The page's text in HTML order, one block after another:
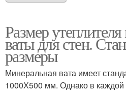
Размер
ваты для стен.
размеры
Минеральная вата имеет
1000Х500 мм. Однако в каждой